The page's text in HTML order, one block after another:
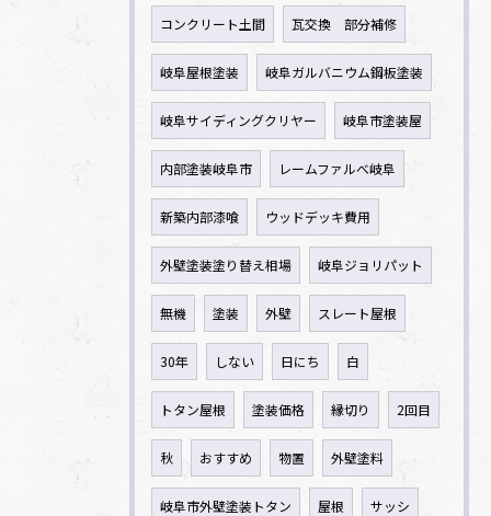
コンクリート土間 瓦交換 部分補修
岐阜屋根塗装 岐阜ガルバニウム鋼板塗装
岐阜サイディングクリヤー 岐阜市塗装屋
内部塗装岐阜市 レームファルべ岐阜
新築内部漆喰 ウッドデッキ費用
外壁塗装塗り替え相場 岐阜ジョリパット
無機 塗装 外壁 スレート屋根
30年 しない 日にち 白
トタン屋根 塗装価格 縁切り 2回目
秋 おすすめ 物置 外壁塗料
岐阜市外壁塗装トタン 屋根 サッシ